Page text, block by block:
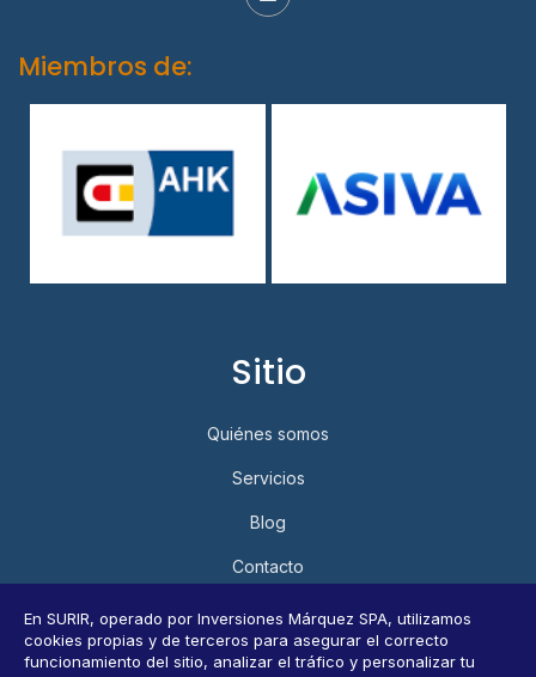
En SURIR, operado por Inversiones Márquez SPA, utilizamos
cookies propias y de terceros para asegurar el correcto
funcionamiento del sitio, analizar el tráfico y personalizar tu
Miembros de:
Sitio
Quiénes somos
Servicios
Blog
Contacto
Política de Privacidad y Protección de Datos Personales
Consultar datos personales